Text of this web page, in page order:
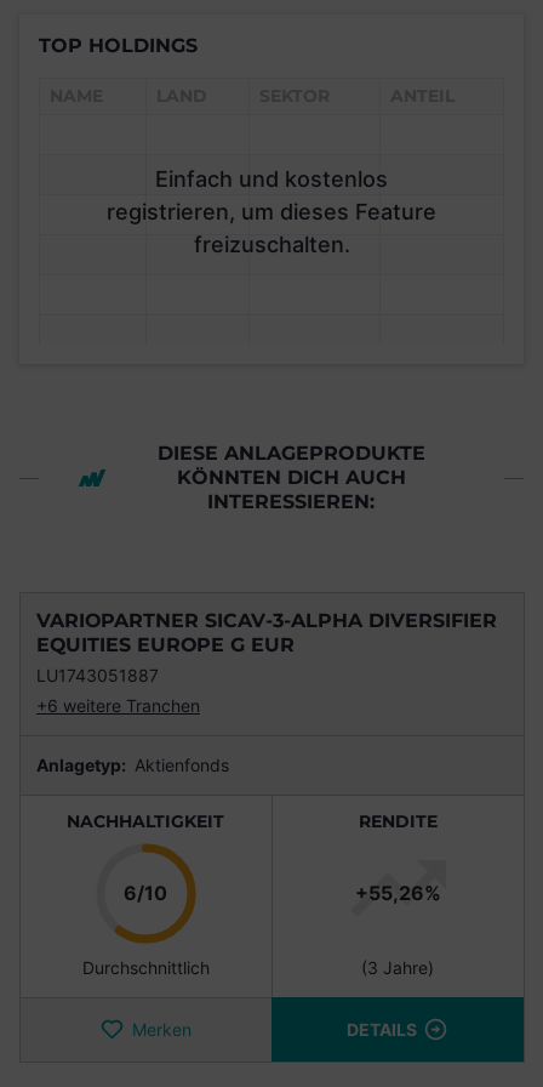
TOP HOLDINGS
Einfach und kostenlos
registrieren, um dieses Feature
freizuschalten.
DIESE ANLAGEPRODUKTE
KÖNNTEN DICH AUCH
INTERESSIEREN:
VARIOPARTNER SICAV-3-ALPHA DIVERSIFIER
EQUITIES EUROPE G EUR
LU1743051887
+6 weitere Tranchen
Anlagetyp: Aktienfonds
NACHHALTIGKEIT
6/10 Punkte
Durchschnittlich
RENDITE
+55,26%
(3 Jahre)
Merken DETAILS